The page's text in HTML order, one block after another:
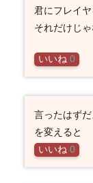
君にフレイ
それだけじ
いいね 0
言ったはず
を変えると
いいね 0